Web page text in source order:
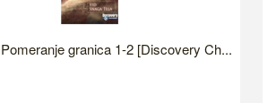
granica 1-2 [Discovery Ch...